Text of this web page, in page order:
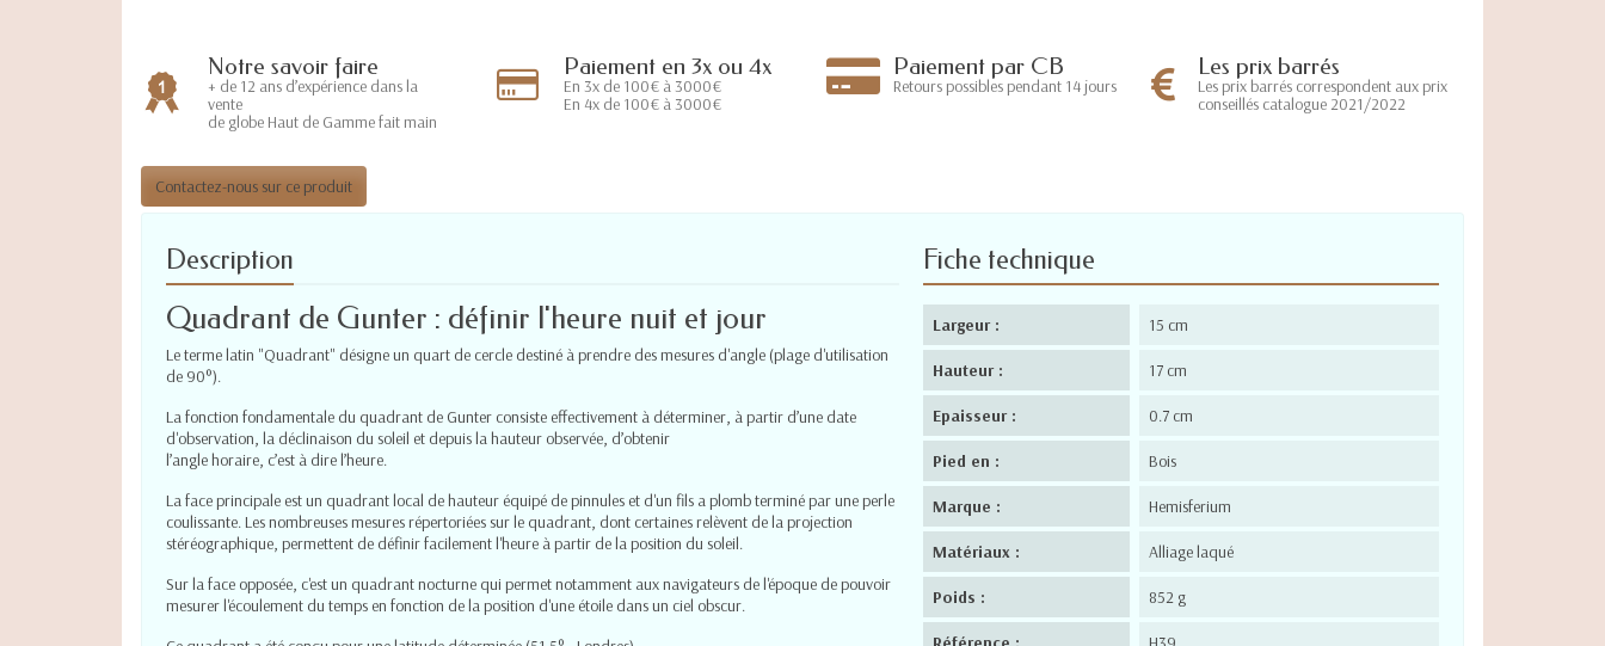
Notre savoir faire
+ de 12 ans d’expérience dans la
vente
de globe Haut de Gamme fait main
Paiement en 3x ou 4x
En 3x de 100€ à 3000€
En 4x de 100€ à 3000€
Paiement par CB
Retours possibles pendant 14 jours
Les prix barrés
Les prix barrés correspondent aux prix
conseillés catalogue 2021/2022
Contactez-nous sur ce produit
Description
Quadrant de Gunter : définir l'heure nuit et jour
Le terme latin "Quadrant" désigne un quart de cercle destiné à prendre des mesures d'angle (plage d'utilisation
de 90°).
La fonction fondamentale du quadrant de Gunter consiste effectivement à déterminer, à partir d’une date
d'observation, la déclinaison du soleil et depuis la hauteur observée, d’obtenir
l’angle horaire, c’est à dire l’heure.
La face principale est un quadrant local de hauteur équipé de pinnules et d'un fils a plomb terminé par une perle
coulissante. Les nombreuses mesures répertoriées sur le quadrant, dont certaines relèvent de la projection
stéréographique, permettent de définir facilement l'heure à partir de la position du soleil.
Sur la face opposée, c'est un quadrant nocturne qui permet notamment aux navigateurs de l'époque de pouvoir
mesurer l'écoulement du temps en fonction de la position d'une étoile dans un ciel obscur.
Fiche technique
Largeur : 15 cm
Hauteur : 17 cm
Epaisseur : 0.7 cm
Pied en : Bois
Marque : Hemisferium
Matériaux : Alliage laqué
Poids : 852 g